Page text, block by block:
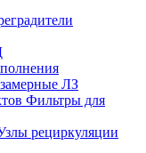
ЛЗ
Фильтры для
рециркуляции